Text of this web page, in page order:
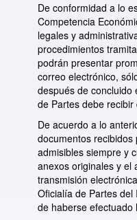
De conformidad a lo
Competencia
legales y
procedimientos
podrán presentar
correo electrónico,
después de concluido
de Partes debe
De acuerdo a lo
documentos
admisibles siempre y
anexos originales y el
transmisión
Oficialía de Partes
de haberse efectuado